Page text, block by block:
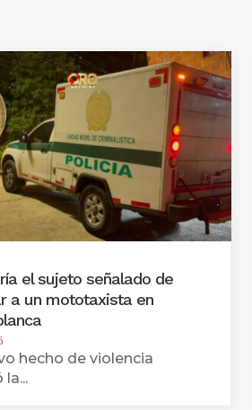
el sujeto señalado de
a un mototaxista en
hecho de violencia
la...